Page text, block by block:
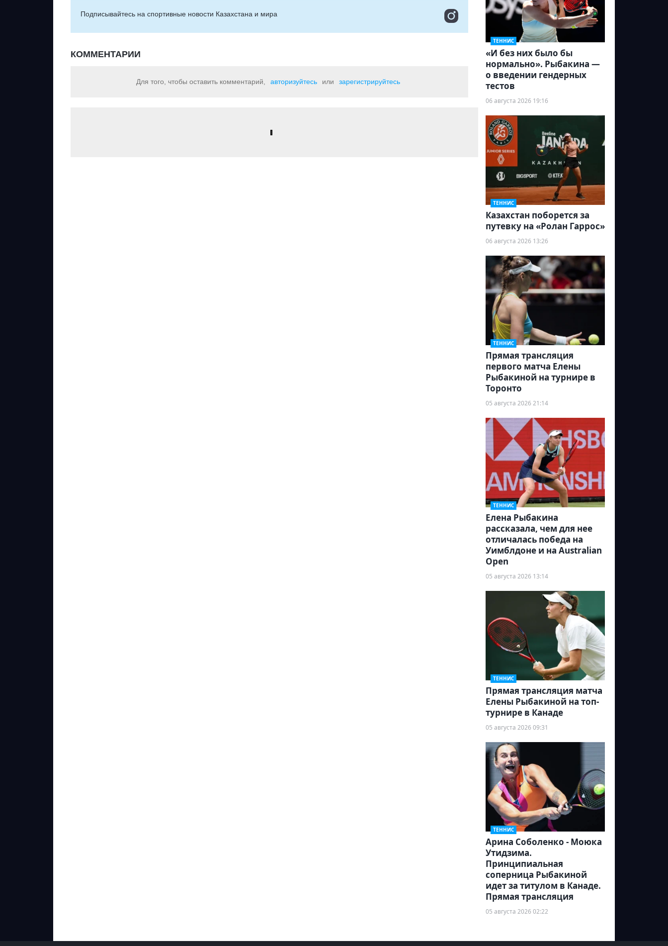
Подписывайтесь на cпортивные новости Казахстана и мира
КОММЕНТАРИИ
Для того, чтобы оставить комментарий, авторизуйтесь или зарегистрируйтесь
ТЕННИС
«И без них было бы
нормально». Рыбакина —
о введении гендерных
тестов
06 августа 2026 19:16
ТЕННИС
Казахстан поборется за
путевку на «Ролан Гаррос»
06 августа 2026 13:26
ТЕННИС
Прямая трансляция
первого матча Елены
Рыбакиной на турнире в
Торонто
05 августа 2026 21:14
ТЕННИС
Елена Рыбакина
рассказала, чем для нее
отличалась победа на
Уимблдоне и на Australian
Open
05 августа 2026 13:14
ТЕННИС
Прямая трансляция матча
Елены Рыбакиной на топ-
турнире в Канаде
05 августа 2026 09:31
ТЕННИС
Арина Соболенко - Моюка
Утидзима.
Принципиальная
соперница Рыбакиной
идет за титулом в Канаде.
Прямая трансляция
05 августа 2026 02:22